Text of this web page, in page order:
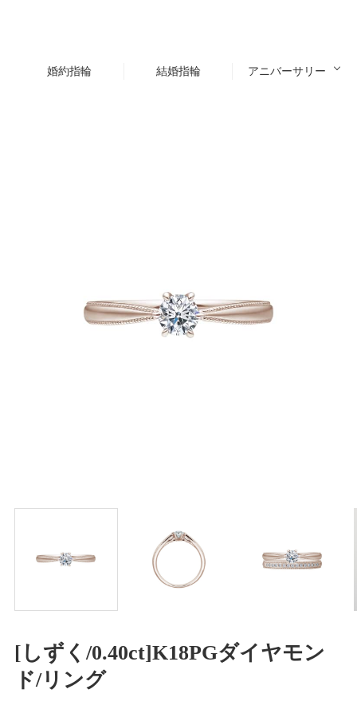
婚約指輪 結婚指輪 アニバーサリー
[しずく/0.40ct]K18PGダイヤモン
ド/リング